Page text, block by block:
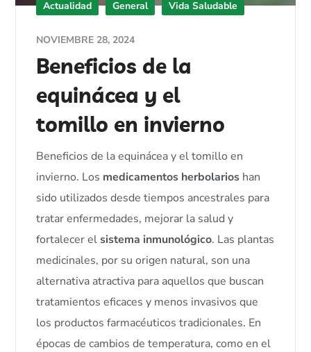
Actualidad General Vida Saludable
NOVIEMBRE 28, 2024
Beneficios de la
equinácea y el
tomillo en invierno
Beneficios de la equinácea y el tomillo en
invierno. Los medicamentos herbolarios han
sido utilizados desde tiempos ancestrales para
tratar enfermedades, mejorar la salud y
fortalecer elsistema inmunológico. Las plantas
medicinales, por su origen natural, son una
alternativa atractiva para aquellos que buscan
tratamientos eficaces y menos invasivos que
los productos farmacéuticos tradicionales. En
épocas de cambios de temperatura, como en el